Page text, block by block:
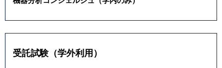
受託試験（学外利用）